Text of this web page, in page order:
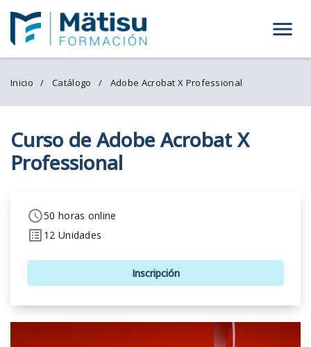
Menú
Inicio Catálogo Adobe Acrobat X Professional
Curso de Adobe Acrobat X
Professional
50 horas online
12 Unidades
Inscripción